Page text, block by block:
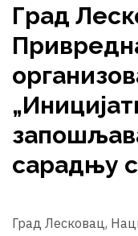
Град
сарадњу
Град Лесковац,